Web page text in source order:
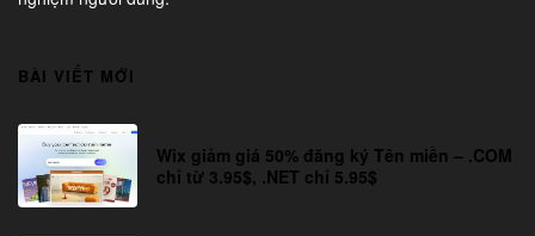
BÀI VIẾT MỚI
Wix giảm giá 50% đăng ký Tên miền – .COM
chỉ từ 3.95$, .NET chỉ 5.95$